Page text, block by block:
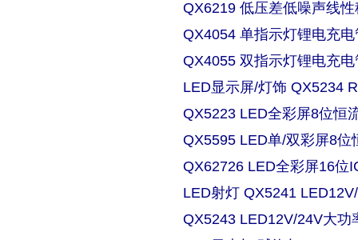
QX6219 低压差低噪声线
QX4054 单指示灯锂电充
QX4055 双指示灯锂电充
LED显示屏/灯饰 QX5234
QX5223 LED全彩屏8位恒
QX5595 LED单/双彩屏8位
QX62726 LED全彩屏16位
LED射灯 QX5241
QX5243 LED12V/24V大